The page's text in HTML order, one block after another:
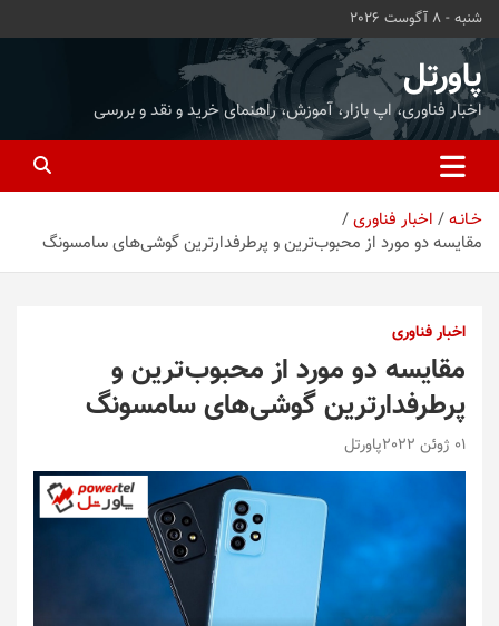
محتوا
بروید
شنبه - 8 آگوست 2026
پاورتل
اخبار فناوری، اپ بازار، آموزش، راهنمای خرید و نقد و بررسی
خـانـه
اخبار فناوری
مقایسه دو مورد از محبوب‌ترین و پرطرفدارترین گوشی‌های سامسونگ
اخبار فناوری
مقایسه دو مورد از محبوب‌ترین و
پرطرفدارترین گوشی‌های سامسونگ
01 ژوئن 2022 پاورتل